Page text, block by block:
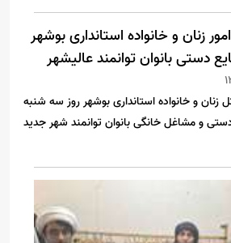
زنان و خانواده استانداری بوشهر
دستی بانوان توانمند عالیشهر
زنان و خانواده استانداری بوشهر روز سه شنبه
و مشاغل خانگی بانوان توانمند شهر جدید